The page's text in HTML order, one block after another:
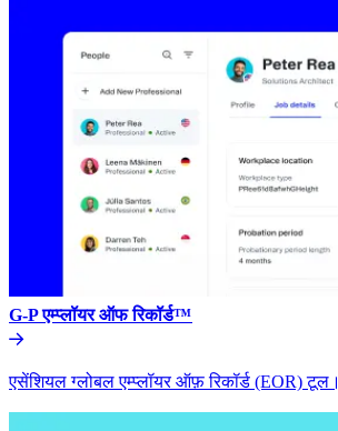
G-P एम्प्लॉयर ऑफ रिकॉर्ड™​​
एसेंशियल ग्लोबल एम्प्लॉयर ऑफ़ रिकॉर्ड (EOR) टूल।​​